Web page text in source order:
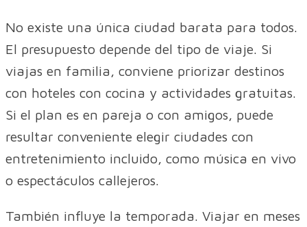
No existe una única ciudad barata para todos.
El presupuesto depende del tipo de viaje. Si
viajas en familia, conviene priorizar destinos
con hoteles con cocina y actividades gratuitas.
Si el plan es en pareja o con amigos, puede
resultar conveniente elegir ciudades con
entretenimiento incluido, como música en vivo
o espectáculos callejeros.
También influye la temporada. Viajar en meses